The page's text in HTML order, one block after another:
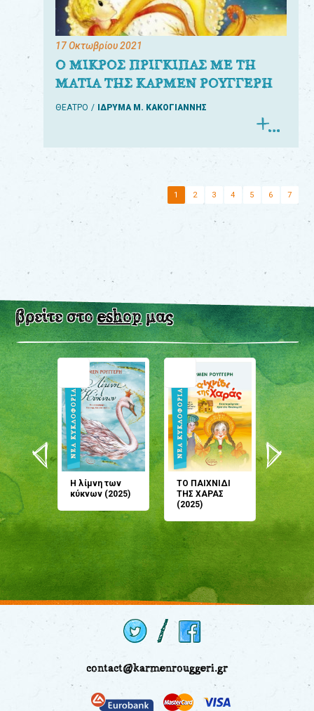
17 Οκτωβρίου 2021
Ο ΜΙΚΡΟΣ ΠΡΙΓΚΙΠΑΣ ΜΕ ΤΗ
ΜΑΤΙΑ ΤΗΣ ΚΑΡΜΕΝ ΡΟΥΓΓΕΡΗ
ΘΕΑΤΡΟ ΙΔΡΥΜΑ Μ. ΚΑΚΟΓΙΑΝΝΗΣ
1 2 3 4 5 6 7
βρείτε στοeshopμας
Η λίμνη των
κύκνων (2025)
ΤΟ ΠΑΙΧΝΙΔΙ
ΤΗΣ ΧΑΡΑΣ
(2025)
μου;
(2024)
contact@karmenrouggeri.gr